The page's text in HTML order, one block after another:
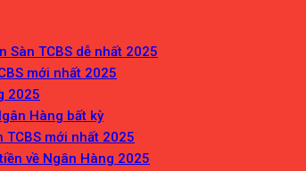
Sàn TCBS dễ nhất 2025
mới nhất 2025
2025
Hàng bất kỳ
mới nhất 2025
về Ngân Hàng 2025